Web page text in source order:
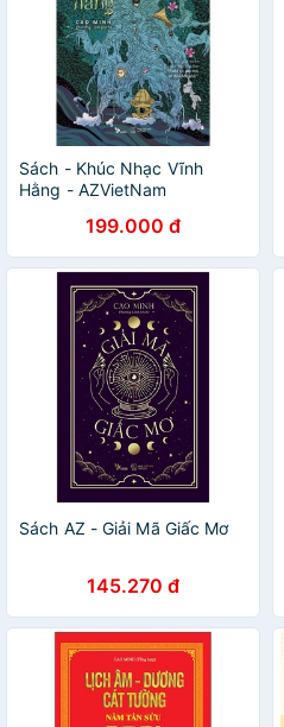
Sách - Khúc Nhạc Vĩnh
Hằng - AZVietNam
199.000 đ
Sách AZ - Giải Mã Giấc Mơ
145.270 đ